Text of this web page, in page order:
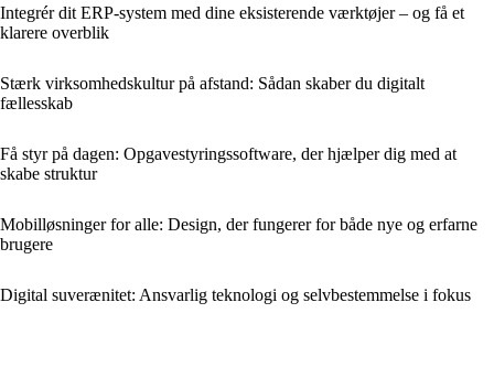
Integrér dit ERP-system med dine eksisterende værktøjer – og få et
klarere overblik
Stærk virksomhedskultur på afstand: Sådan skaber du digitalt
fællesskab
Få styr på dagen: Opgavestyringssoftware, der hjælper dig med at
skabe struktur
Mobil­løsninger for alle: Design, der fungerer for både nye og erfarne
brugere
Digital suverænitet: Ansvarlig teknologi og selvbestemmelse i fokus